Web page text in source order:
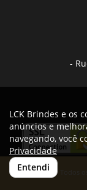
-
LCK Brindes e os
anúncios e
navegando, você
Privacidade
Entendi